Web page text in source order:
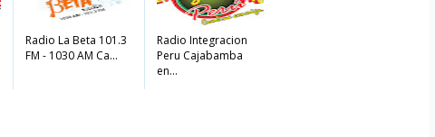
Radio La Beta 101.3
FM - 1030 AM Ca...
Radio Integracion
Peru Cajabamba
en...